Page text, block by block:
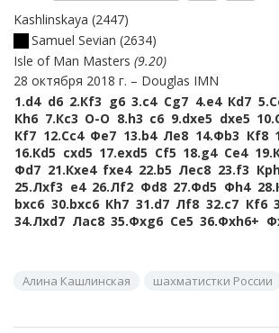
Kashlinskaya 2447
Samuel Sevian 2634
Isle of Man Masters 9.20
28 октября 2018 г.
Douglas IMN
1.d4 d6 2.Кf3 g6 3.c4 Сg7 4.e4 Кd7 5.
Кh6 7.Кc3 O-O 8.h3 c6 9.dxe5 dxe5 10.
Кf7 12.Сc4 Фe7 13.b4 Лe8 14.Фb3 Кf8
16.Кd5 cxd5 17.exd5 Сf5 18.g4 Сe4 19.
Фd7 21.Кxe4 fxe4 22.b5 Лec8 23.f3
25.Лxf3 e4 26.Лf2 Фd8 27.Фd5 Фh4 28.
bxc6 30.bxc6 Кh7 31.d7 Лf8 32.c7 Кf6
34.Лxd7 Лac8 35.Фxg6 Сe5 36.Фxh6+
Алина Кашлинская шахматистки России